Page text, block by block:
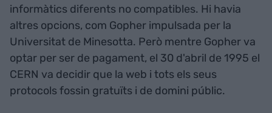
informàtics diferents no compatibles. Hi havia
altres opcions, com Gopher impulsada per la
Universitat de Minesotta. Però mentre Gopher va
optar per ser de pagament, el 30 d'abril de 1995 el
CERN va decidir que la web i tots els seus
protocols fossin gratuïts i de domini públic.